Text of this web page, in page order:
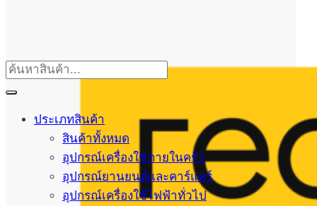
ประเภทสินค้า
สินค้าทั้งหมด
อุปกรณ์เครื่องใช้ภายในครัว
อุปกรณ์ยานยนต์และคาร์แคร์
อุปกรณ์เครื่องใช้ไฟฟ้าทั่วไป